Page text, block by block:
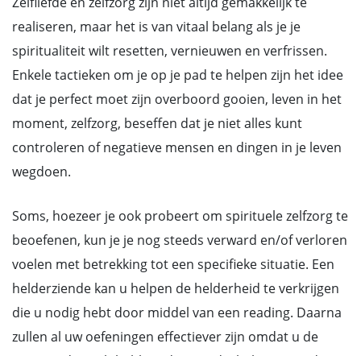
realiseren, maar het is van vitaal belang als je je
spiritualiteit wilt resetten, vernieuwen en verfrissen.
Enkele tactieken om je op je pad te helpen zijn het idee
dat je perfect moet zijn overboord gooien, leven in het
moment, zelfzorg, beseffen dat je niet alles kunt
controleren of negatieve mensen en dingen in je leven
wegdoen.
Soms, hoezeer je ook probeert om spirituele zelfzorg te
beoefenen, kun je je nog steeds verward en/of verloren
voelen met betrekking tot een specifieke situatie. Een
helderziende kan u helpen de helderheid te verkrijgen
die u nodig hebt door middel van een reading. Daarna
zullen al uw oefeningen effectiever zijn omdat u de